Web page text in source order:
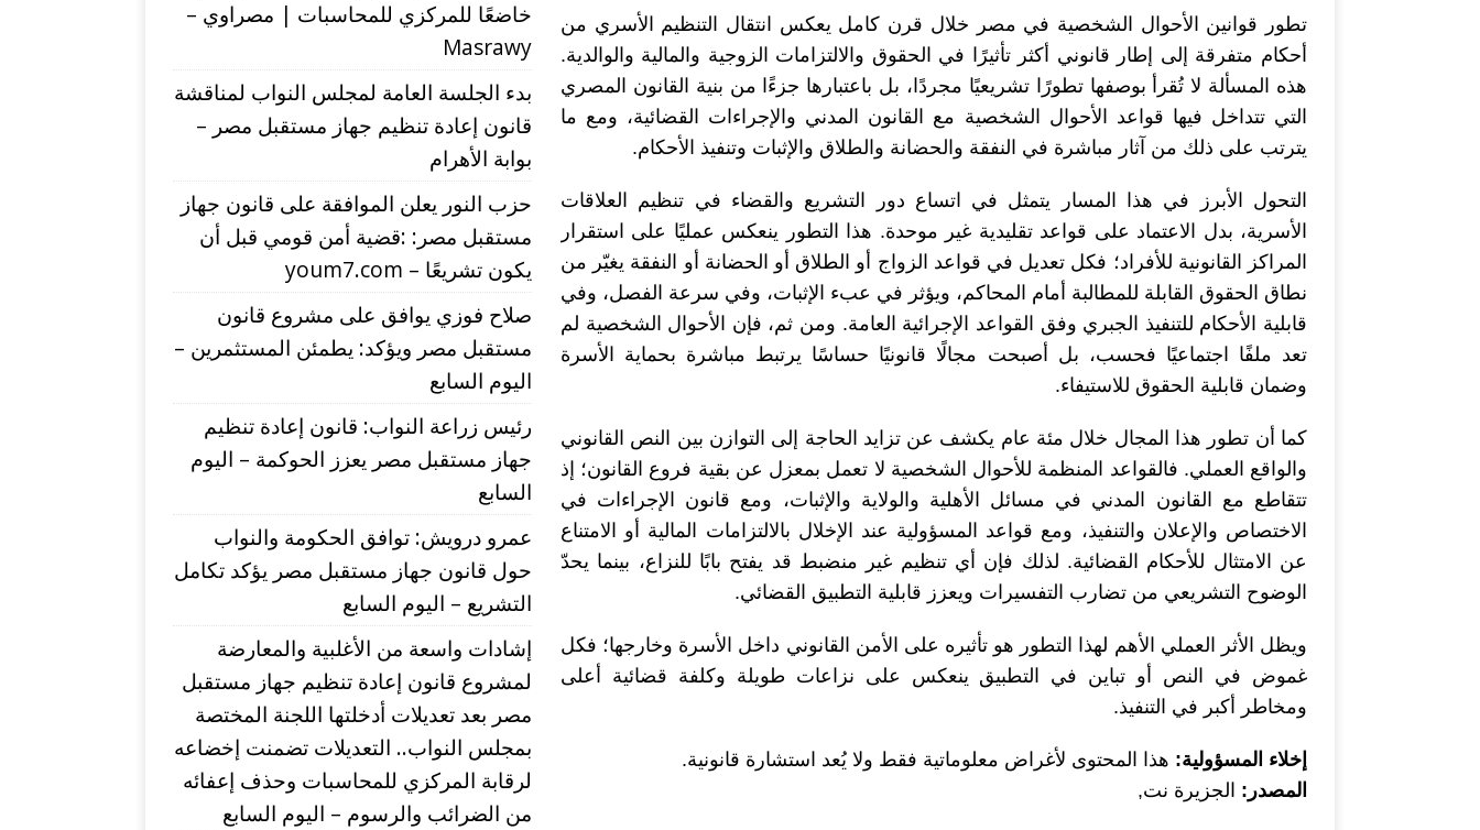
تطور قوانين الأحوال الشخصية في مصر خلال قرن كامل يعكس انتقال التنظيم الأسري من
أحكام متفرقة إلى إطار قانوني أكثر تأثيرًا في الحقوق والالتزامات الزوجية والمالية والوالدية.
هذه المسألة لا تُقرأ بوصفها تطورًا تشريعيًا مجردًا، بل باعتبارها جزءًا من بنية القانون المصري
التي تتداخل فيها قواعد الأحوال الشخصية مع القانون المدني والإجراءات القضائية، ومع ما
يترتب على ذلك من آثار مباشرة في النفقة والحضانة والطلاق والإثبات وتنفيذ الأحكام.
التحول الأبرز في هذا المسار يتمثل في اتساع دور التشريع والقضاء في تنظيم العلاقات
الأسرية، بدل الاعتماد على قواعد تقليدية غير موحدة. هذا التطور ينعكس عمليًا على استقرار
المراكز القانونية للأفراد؛ فكل تعديل في قواعد الزواج أو الطلاق أو الحضانة أو النفقة يغيّر من
نطاق الحقوق القابلة للمطالبة أمام المحاكم، ويؤثر في عبء الإثبات، وفي سرعة الفصل، وفي
قابلية الأحكام للتنفيذ الجبري وفق القواعد الإجرائية العامة. ومن ثم، فإن الأحوال الشخصية لم
تعد ملفًا اجتماعيًا فحسب، بل أصبحت مجالًا قانونيًا حساسًا يرتبط مباشرة بحماية الأسرة
وضمان قابلية الحقوق للاستيفاء.
كما أن تطور هذا المجال خلال مئة عام يكشف عن تزايد الحاجة إلى التوازن بين النص القانوني
والواقع العملي. فالقواعد المنظمة للأحوال الشخصية لا تعمل بمعزل عن بقية فروع القانون؛ إذ
تتقاطع مع القانون المدني في مسائل الأهلية والولاية والإثبات، ومع قانون الإجراءات في
الاختصاص والإعلان والتنفيذ، ومع قواعد المسؤولية عند الإخلال بالالتزامات المالية أو الامتناع
عن الامتثال للأحكام القضائية. لذلك فإن أي تنظيم غير منضبط قد يفتح بابًا للنزاع، بينما يحدّ
الوضوح التشريعي من تضارب التفسيرات ويعزز قابلية التطبيق القضائي.
ويظل الأثر العملي الأهم لهذا التطور هو تأثيره على الأمن القانوني داخل الأسرة وخارجها؛ فكل
غموض في النص أو تباين في التطبيق ينعكس على نزاعات طويلة وكلفة قضائية أعلى
ومخاطر أكبر في التنفيذ.
إخلاء المسؤولية: هذا المحتوى لأغراض معلوماتية فقط ولا يُعد استشارة قانونية.
المصدر: الجزيرة نت,
خاضعًا للمركزي للمحاسبات | مصراوي –
Masrawy
بدء الجلسة العامة لمجلس النواب لمناقشة
قانون إعادة تنظيم جهاز مستقبل مصر –
بوابة الأهرام
حزب النور يعلن الموافقة على قانون جهاز
مستقبل مصر: :قضية أمن قومي قبل أن
يكون تشريعًا – youm7.com
صلاح فوزي يوافق على مشروع قانون
مستقبل مصر ويؤكد: يطمئن المستثمرين –
اليوم السابع
رئيس زراعة النواب: قانون إعادة تنظيم
جهاز مستقبل مصر يعزز الحوكمة – اليوم
السابع
عمرو درويش: توافق الحكومة والنواب
حول قانون جهاز مستقبل مصر يؤكد تكامل
التشريع – اليوم السابع
إشادات واسعة من الأغلبية والمعارضة
لمشروع قانون إعادة تنظيم جهاز مستقبل
مصر بعد تعديلات أدخلتها اللجنة المختصة
بمجلس النواب.. التعديلات تضمنت إخضاعه
لرقابة المركزي للمحاسبات وحذف إعفائه
من الضرائب والرسوم – اليوم السابع